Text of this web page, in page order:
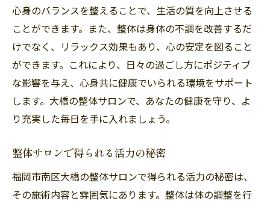
心身のバランスを整えることで、生活の質を向上させる
ことができます。また、整体は身体の不調を改善するだ
けでなく、リラックス効果もあり、心の安定を図ること
ができます。これにより、日々の過ごし方にポジティブ
な影響を与え、心身共に健康でいられる環境をサポート
します。大橋の整体サロンで、あなたの健康を守り、よ
り充実した毎日を手に入れましょう。
整体サロンで得られる活力の秘密
福岡市南区大橋の整体サロンで得られる活力の秘密は、
その施術内容と雰囲気にあります。整体は体の調整を行